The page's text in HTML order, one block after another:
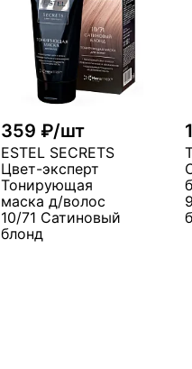
359 ₽/шт
ESTEL SECRETS
Цвет-эксперт
Тонирующая
маска д/волос
10/71 Сатиновый
блонд